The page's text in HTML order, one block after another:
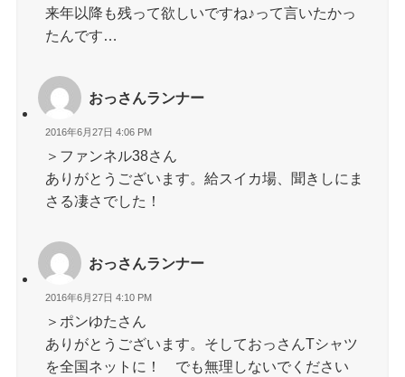
来年以降も残って欲しいですね♪って言いたかっ
たんです…
おっさんランナー
2016年6月27日 4:06 PM
＞ファンネル38さん
ありがとうございます。給スイカ場、聞きしにま
さる凄さでした！
おっさんランナー
2016年6月27日 4:10 PM
＞ポンゆたさん
ありがとうございます。そしておっさんTシャツ
を全国ネットに！ でも無理しないでください